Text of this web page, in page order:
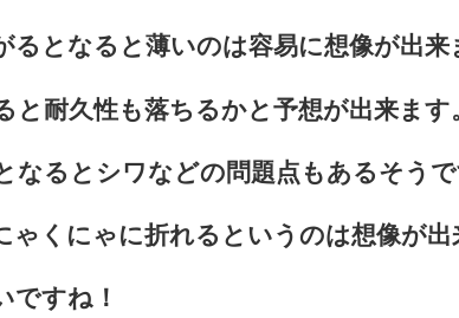
るとなると薄いのは容易に想像が出来
と耐久性も落ちるかと予想が出来ます
なるとシワなどの問題点もあるそうで
ゃくにゃに折れるというのは想像が出
ですね！